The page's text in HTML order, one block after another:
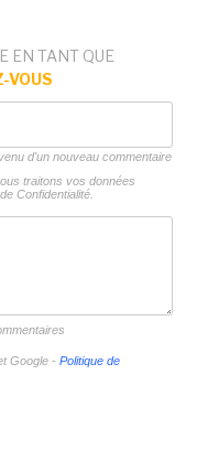
EN TANT QUE
VOUS
d'un nouveau commentaire
traitons vos données
Confidentialité.
Google - Politique de